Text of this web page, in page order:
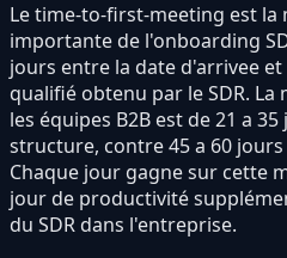
Le time-to-first-meeting est la
importante de l'onboarding
jours entre la date d'arrivee
qualifié obtenu par le SDR. La
les équipes B2B est de 21 a
structure, contre 45 a 60
Chaque jour gagne sur cette
jour de productivité
du SDR dans l'entreprise.